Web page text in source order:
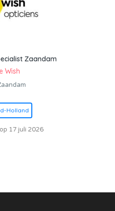
Zaandam
Wish
Holland
17 juli 2026